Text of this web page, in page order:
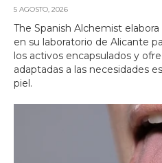
5 AGOSTO, 2026
The Spanish Alchemist
en su laboratorio de Alicante
los activos encapsulados y
adaptadas a las necesidades
piel.